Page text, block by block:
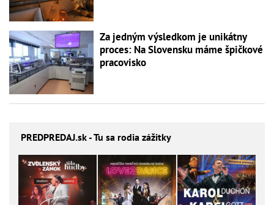
Za jedným výsledkom je unikátny
proces: Na Slovensku máme špičkové
pracovisko
PREDPREDAJ.sk - Tu sa rodia zážitky